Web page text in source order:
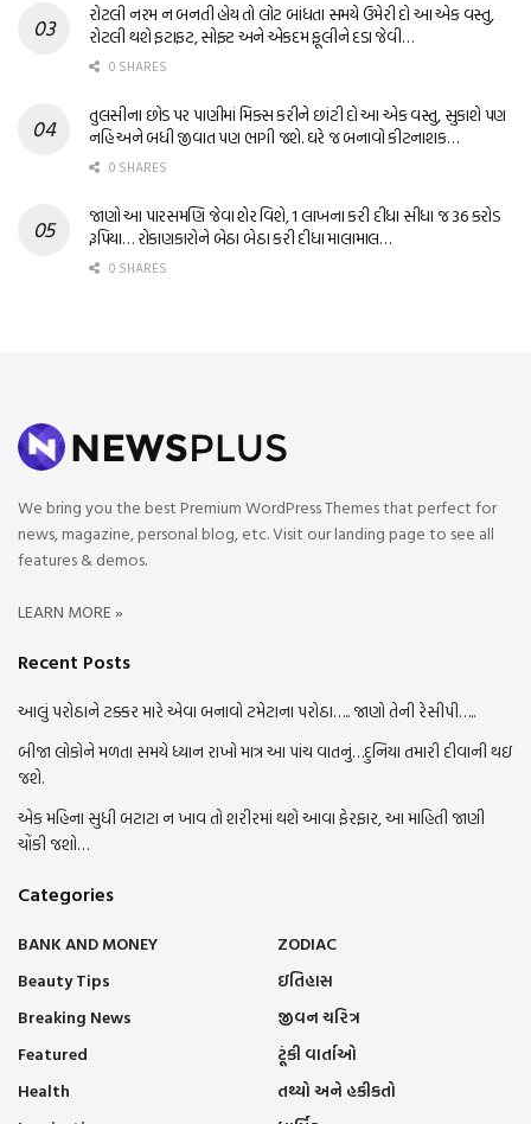
રોટલી નરમ ન બનતી હોય તો લોટ બાંધતા સમયે ઉમેરી દો આ એક વસ્તુ,
રોટલી થશે ફટાફટ, સોફ્ટ અને એકદમ ફૂલીને દડા જેવી…
0 SHARES
તુલસીના છોડ પર પાણીમાં મિક્સ કરીને છાંટી દો આ એક વસ્તુ, સુકાશે પણ
નહિ અને બધી જીવાત પણ ભાગી જશે. ઘરે જ બનાવો કીટનાશક…
0 SHARES
જાણો આ પારસમણિ જેવા શેર વિશે, 1 લાખના કરી દીધા સીધા જ 36 કરોડ
રૂપિયા… રોકાણકારોને બેઠા બેઠા કરી દીધા માલામાલ…
0 SHARES
We bring you the best Premium WordPress Themes that perfect for
news, magazine, personal blog, etc. Visit our landing page to see all
features & demos.
LEARN MORE »
Recent Posts
આલું પરોઠાને ટક્કર મારે એવા બનાવો ટમેટાના પરોઠા….. જાણો તેની રેસીપી…..
બીજા લોકોને મળતા સમયે ધ્યાન રાખો માત્ર આ પાંચ વાતનું…દુનિયા તમારી દીવાની થઇ
જશે.
એક મહિના સુધી બટાટા ન ખાવ તો શરીરમાં થશે આવા ફેરફાર, આ માહિતી જાણી
ચોંકી જશો…
Categories
BANK AND MONEY
Beauty Tips
Breaking News
Featured
Health
ZODIAC
ઇતિહાસ
જીવન ચરિત્ર
ટૂંકી વાર્તાઓ
તથ્યો અને હકીકતો